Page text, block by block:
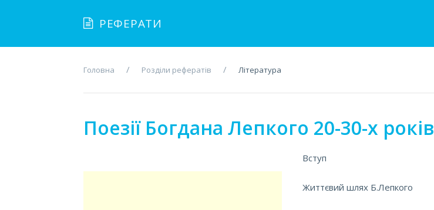
РЕФЕРАТИ
Головна Розділи рефератів Література
Поезії Богдана Лепкого 20-30-х років
Вступ
Життєвий шлях Б.Лепкого